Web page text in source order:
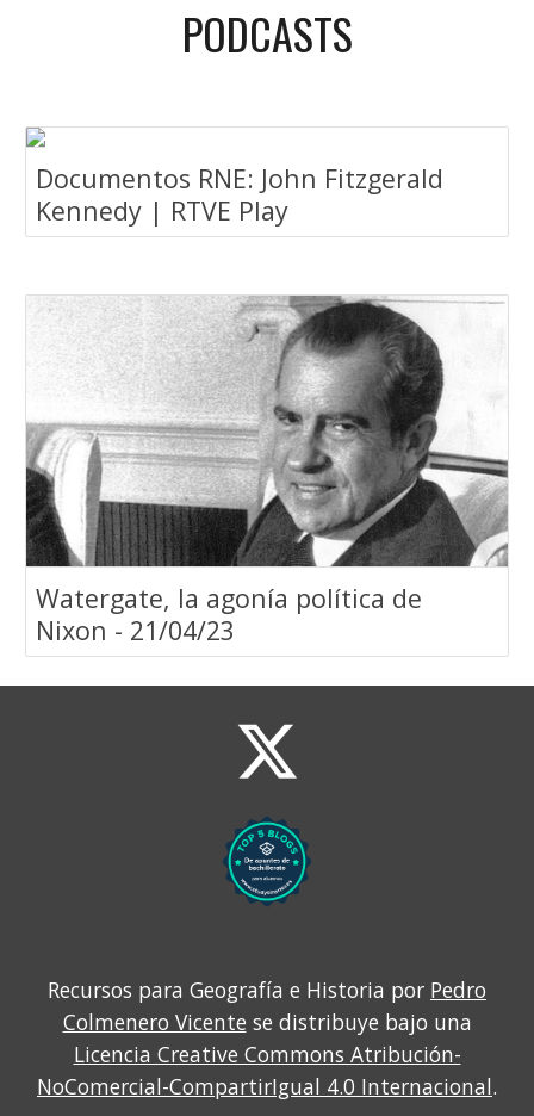
PODCASTS
Documentos RNE: John Fitzgerald
Kennedy | RTVE Play
Watergate, la agonía política de
Nixon - 21/04/23
Recursos para Geografía e Historia por Pedro
Colmenero Vicente se distribuye bajo una
Licencia Creative Commons Atribución-
NoComercial-CompartirIgual 4.0 Internacional.